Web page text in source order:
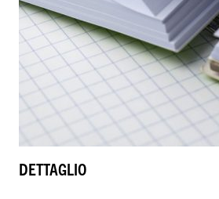
DETTAGLIO